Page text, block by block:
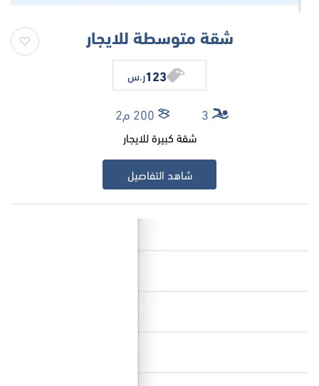
شقة متوسطة للايجار
123ر.س
3 200 م2
شقة كبيرة للايجار
شاهد التفاصيل